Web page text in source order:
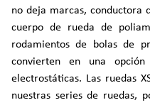
no deja marcas, conductora
cuerpo de rueda de
rodamientos de bolas de
convierten en una
electrostáticas. Las ruedas
nuestras series de ruedas,